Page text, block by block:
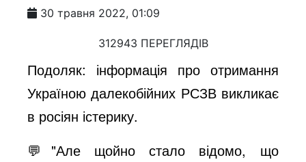
30 травня 2022, 01:09
312943 ПЕРЕГЛЯДІВ
Подоляк: інформація про отримання
Україною далекобійних РСЗВ викликає
в росіян істерику.
💬"Але щойно стало відомо, що